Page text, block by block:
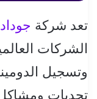
تعد شركة
الشركات
وتسجيل
تحديات ومشاكل